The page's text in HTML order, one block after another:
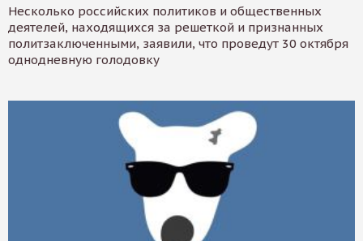
Несколько российских политиков и общественных
деятелей, находящихся за решеткой и признанных
политзаключенными, заявили, что проведут 30 октября
однодневную голодовку